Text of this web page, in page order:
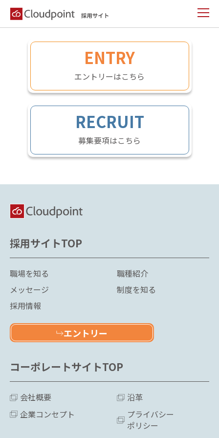
→詳しくはこちら
ENTRY
エントリーはこちら
RECRUIT
募集要項はこちら
採用サイトTOP
職場を知る
職種紹介
メッセージ
制度を知る
採用情報
エントリー
コーポレートサイトTOP
会社概要
沿革
企業コンセプト
プライバシー
ポリシー